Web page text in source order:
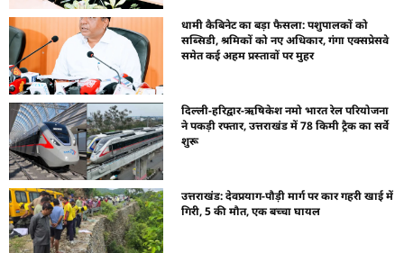
धामी कैबिनेट का बड़ा फैसला: पशुपालकों को
सब्सिडी, श्रमिकों को नए अधिकार, गंगा एक्सप्रेसवे
समेत कई अहम प्रस्तावों पर मुहर
दिल्ली-हरिद्वार-ऋषिकेश नमो भारत रेल परियोजना
ने पकड़ी रफ्तार, उत्तराखंड में 78 किमी ट्रैक का सर्वे
शुरू
उत्तराखंड: देवप्रयाग-पौड़ी मार्ग पर कार गहरी खाई में
गिरी, 5 की मौत, एक बच्चा घायल